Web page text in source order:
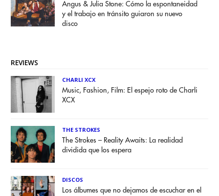
Angus & Julia Stone: Cómo la espontaneidad
y el trabajo en tránsito guiaron su nuevo
disco
REVIEWS
CHARLI XCX
Music, Fashion, Film: El espejo roto de Charli
XCX
THE STROKES
The Strokes – Reality Awaits: La realidad
dividida que los espera
DISCOS
Los álbumes que no dejamos de escuchar en el